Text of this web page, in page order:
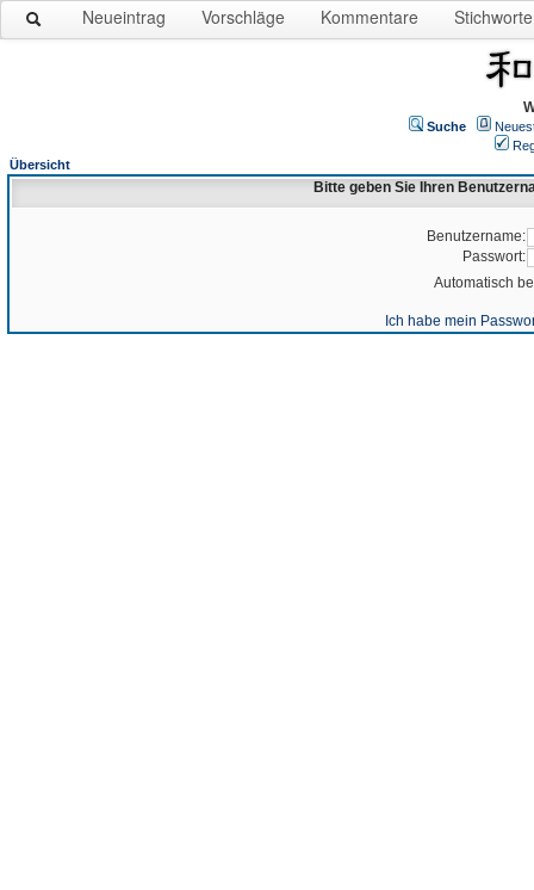
Neueintrag Vorschläge Kommentare Stichworte
Suche
Übersicht
Bitte geben Sie Ihren
Benutzername:
Passwort:
Automatisch
Ich habe mein